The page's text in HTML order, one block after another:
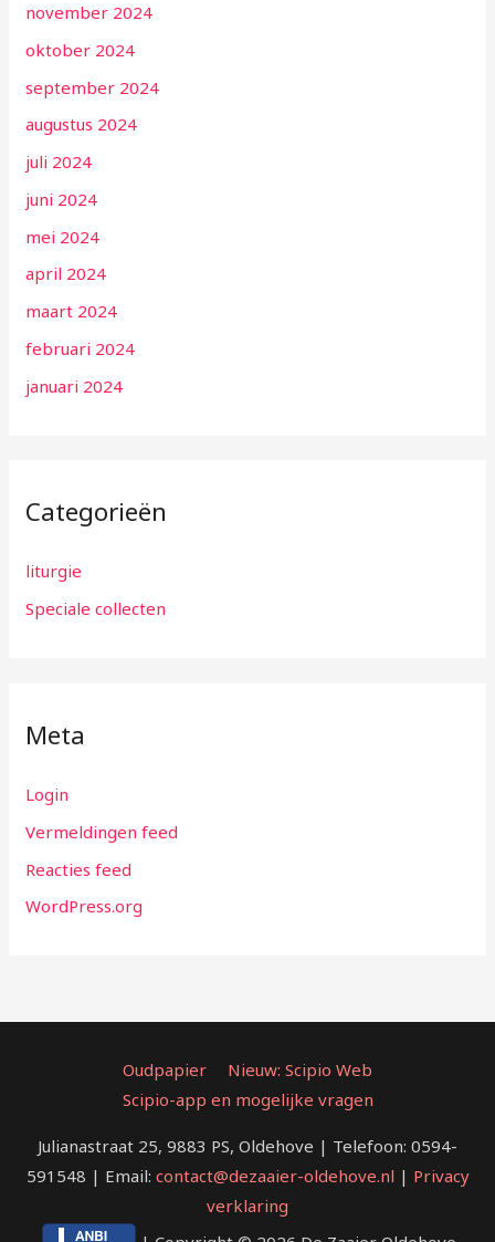
november 2024
oktober 2024
september 2024
augustus 2024
juli 2024
juni 2024
mei 2024
april 2024
maart 2024
februari 2024
januari 2024
Categorieën
liturgie
Speciale collecten
Meta
Login
Vermeldingen feed
Reacties feed
WordPress.org
Oudpapier
Nieuw: Scipio Web
Scipio-app en mogelijke vragen
Julianastraat 25, 9883 PS, Oldehove | Telefoon: 0594-
591548 | Email: contact@dezaaier-oldehove.nl | Privacy
verklaring